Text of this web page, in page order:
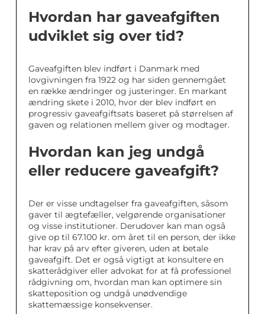
Hvordan har gaveafgiften
udviklet sig over tid?
Gaveafgiften blev indført i Danmark med
lovgivningen fra 1922 og har siden gennemgået
en række ændringer og justeringer. En markant
ændring skete i 2010, hvor der blev indført en
progressiv gaveafgiftsats baseret på størrelsen af
gaven og relationen mellem giver og modtager.
Hvordan kan jeg undgå
eller reducere gaveafgift?
Der er visse undtagelser fra gaveafgiften, såsom
gaver til ægtefæller, velgørende organisationer
og visse institutioner. Derudover kan man også
give op til 67.100 kr. om året til en person, der ikke
har krav på arv efter giveren, uden at betale
gaveafgift. Det er også vigtigt at konsultere en
skatterådgiver eller advokat for at få professionel
rådgivning om, hvordan man kan optimere sin
skatteposition og undgå unødvendige
skattemæssige konsekvenser.